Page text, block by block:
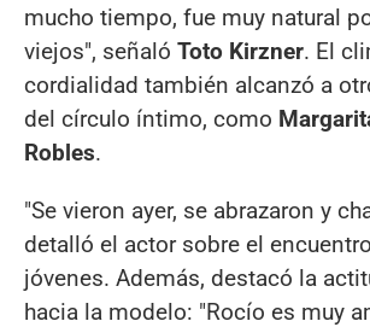
mucho tiempo, fue muy natural
viejos", señaló Toto Kirzner. El
cordialidad también alcanzó a
del círculo íntimo, como
Robles.
"Se vieron ayer, se abrazaron y
detalló el actor sobre el
jóvenes. Además, destacó la
hacia la modelo: "Rocío es muy